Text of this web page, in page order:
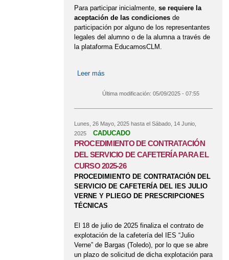
Para participar inicialmente, se requiere la
aceptación de las condicionesde
participación por alguno de los representantes
legales del alumno o de la alumna a través de
la plataforma EducamosCLM.
Leer más
Última modificación: 05/09/2025 - 07:55
Lunes, 26 Mayo, 2025hasta el Sábado, 14 Junio,
2025
CADUCADO
PROCEDIMIENTO DE CONTRATACIÓN
DEL SERVICIO DE CAFETERÍA PARA EL
CURSO 2025-26
PROCEDIMIENTO DE CONTRATACIÓN DEL
SERVICIO DE CAFETERÍA DEL IES JULIO
VERNE Y PLIEGO DE PRESCRIPCIONES
TÉCNICAS
El 18 de julio de 2025 finaliza el contrato de
explotación de la cafetería del IES “Julio
Verne” de Bargas (Toledo), por lo que se abre
un plazo de solicitud de dicha explotación para